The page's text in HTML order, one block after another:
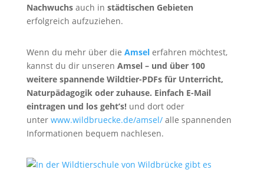
Nachwuchsauch in städtischen Gebieten
erfolgreich aufzuziehen.
Wenn du mehr über die Amsel erfahren möchtest,
kannst du dir unseren Amsel – und über 100
weitere spannende Wildtier-PDFs für Unterricht,
Naturpädagogik oder zuhause. Einfach E-Mail
eintragen und los geht’s!und dort oder
unter www.wildbruecke.de/amsel/alle spannenden
Informationen bequem nachlesen.